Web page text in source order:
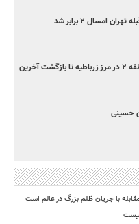
امسال ۲ برابر شد
استقرار شبانه‌روزی خادمین منطقه ۲ در مرز زرباطیه تا بازگشت آخرین
حسینی
با جریان ظلم بزرگ در عالم است